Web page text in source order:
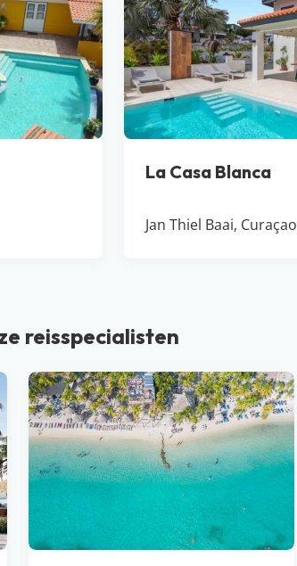
La Casa Blanca
Jan Thiel Baai, Curaçao
reisspecialisten